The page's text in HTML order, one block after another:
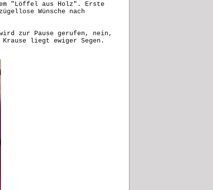
"Löffel aus Holz". Erste
Wünsche nach
zur Pause gerufen, nein,
liegt ewiger Segen.